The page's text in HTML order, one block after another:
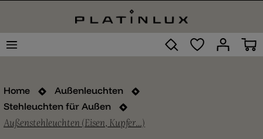
Home
Außenleuchten
Stehleuchten für Außen
Außenstehleuchten (Eisen, Kupfer…)